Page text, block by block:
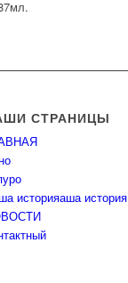
СТРАНИЦЫ
историяаша история